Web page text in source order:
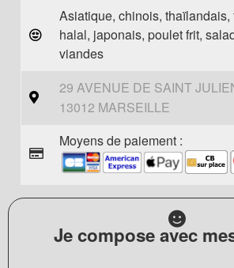
Asiatique, chinois, thaïlandais,
halal, japonais, poulet frit,
viandes
29 AVENUE DE SAINT
13012 MARSEILLE
Moyens de paiement :
Je compose avec